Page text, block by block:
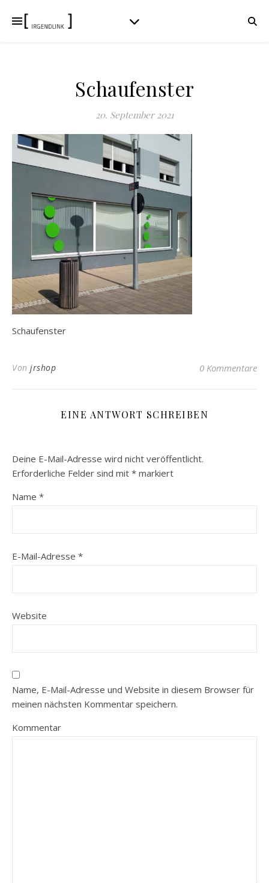
Schaufenster
20. September 2021
Schaufenster
Von jrshop 0 Kommentare
EINE ANTWORT SCHREIBEN
Deine E-Mail-Adresse wird nicht veröffentlicht.
Erforderliche Felder sind mit * markiert
Name *
E-Mail-Adresse *
Website
Name, E-Mail-Adresse und Website in diesem Browser für
meinen nächsten Kommentar speichern.
Kommentar